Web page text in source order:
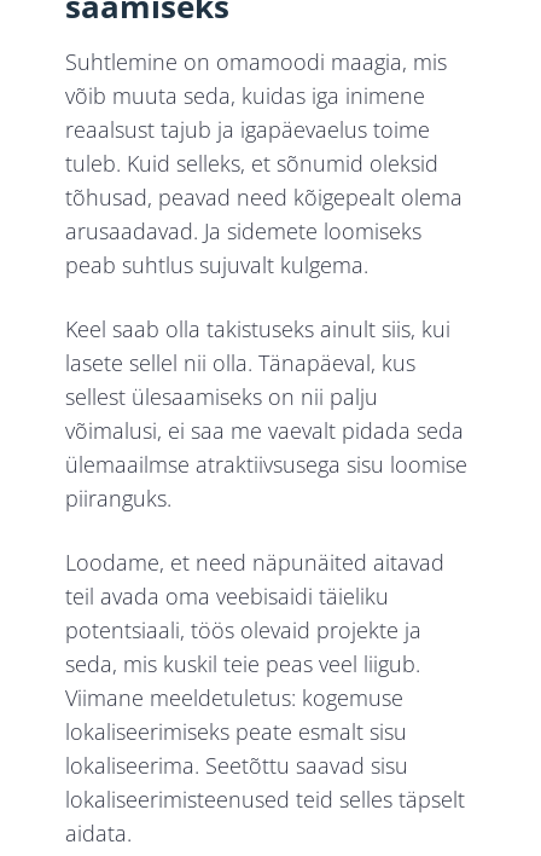
Suhtlemine on omamoodi maagia, mis
võib muuta seda, kuidas iga inimene
reaalsust tajub ja igapäevaelus toime
tuleb. Kuid selleks, et sõnumid oleksid
tõhusad, peavad need kõigepealt olema
arusaadavad. Ja sidemete loomiseks
peab suhtlus sujuvalt kulgema.
Keel saab olla takistuseks ainult siis, kui
lasete sellel nii olla. Tänapäeval, kus
sellest ülesaamiseks on nii palju
võimalusi, ei saa me vaevalt pidada seda
ülemaailmse atraktiivsusega sisu loomise
piiranguks.
Loodame, et need näpunäited aitavad
teil avada oma veebisaidi täieliku
potentsiaali, töös olevaid projekte ja
seda, mis kuskil teie peas veel liigub.
Viimane meeldetuletus: kogemuse
lokaliseerimiseks peate esmalt sisu
lokaliseerima. Seetõttu saavad sisu
lokaliseerimisteenused teid selles täpselt
aidata.